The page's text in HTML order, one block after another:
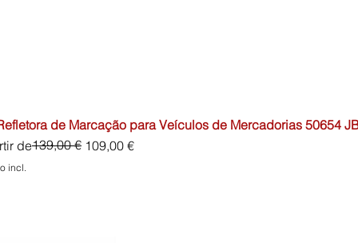
de Marcação para Veículos de Mercadorias 50654
de
normal139,00 € 109,00 €
promocional
incl.